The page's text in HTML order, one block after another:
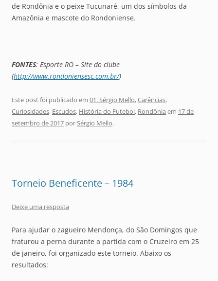
de Rondônia e o peixe Tucunaré, um dos símbolos da
Amazônia e mascote do Rondoniense.
FONTES: Esporte RO – Site do clube
(http://www.rondoniensesc.com.br/)
Este post foi publicado em 01. Sérgio Mello,Carências,
Curiosidades, Escudos, História do Futebol, Rondônia em 17 de
setembro de 2017 porSérgio Mello.
Torneio Beneficente – 1984
Deixe uma resposta
Para ajudar o zagueiro Mendonça, do São Domingos que
fraturou a perna durante a partida com o Cruzeiro em 25
de janeiro, foi organizado este torneio. Abaixo os
resultados: